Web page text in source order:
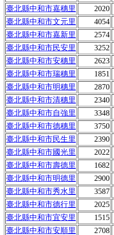
臺北縣中和市嘉穗里
2020
臺北縣中和市文元里
4054
臺北縣中和市嘉新里
2574
臺北縣中和市民安里
3252
臺北縣中和市安穗里
2623
臺北縣中和市瑞穗里
1851
臺北縣中和市明穗里
2870
臺北縣中和市清穗里
2340
臺北縣中和市自強里
3348
臺北縣中和市德穗里
3750
臺北縣中和市民生里
2390
臺北縣中和市國光里
2022
臺北縣中和市壽德里
1682
臺北縣中和市明德里
2900
臺北縣中和市秀水里
3587
臺北縣中和市德行里
2025
臺北縣中和市宜安里
1515
臺北縣中和市安順里
2708